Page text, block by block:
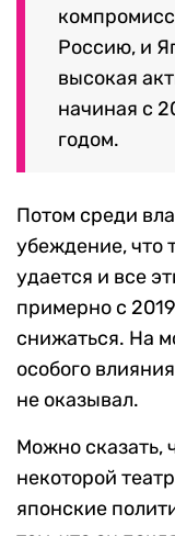
Россию, и
высокая
начиная с
годом.
Потом среди
убеждение, что
удается и все
примерно с
снижаться. На
особого
не оказывал.
Можно сказать,
некоторой
японские